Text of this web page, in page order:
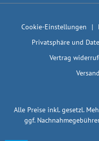
Cookie-Einstellungen
Privatsphäre und
Vertrag
Alle Preise inkl. gesetzl.
ggf.